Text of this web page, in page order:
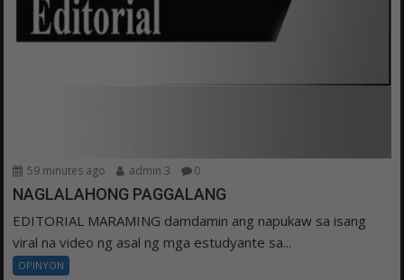
59 minutes ago admin 3 0
NAGLALAHONG PAGGALANG
EDITORIAL MARAMING damdamin ang napukaw sa isang
viral na video ng asal ng mga estudyante sa...
OPINYON